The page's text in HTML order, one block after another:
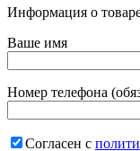
Информация о
Ваше имя
Номер телефона
Согласен с